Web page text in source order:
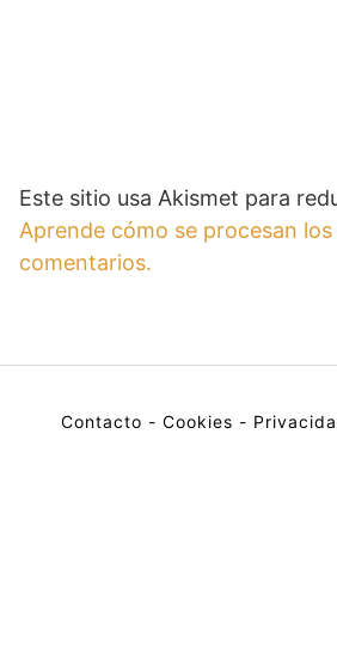
Este sitio usa Akismet para
Aprende cómo se procesan
comentarios.
Contacto - Cookies -